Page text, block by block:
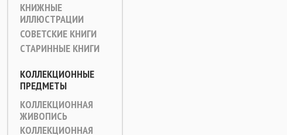
КНИЖНЫЕ
ИЛЛЮСТРАЦИИ
СОВЕТСКИЕ КНИГИ
СТАРИННЫЕ КНИГИ
КОЛЛЕКЦИОННЫЕ
ПРЕДМЕТЫ
КОЛЛЕКЦИОННАЯ
ЖИВОПИСЬ
КОЛЛЕКЦИОННАЯ